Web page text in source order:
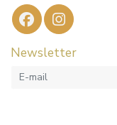
Newsletter